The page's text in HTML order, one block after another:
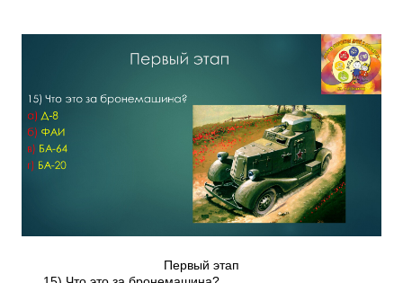
Первый этап